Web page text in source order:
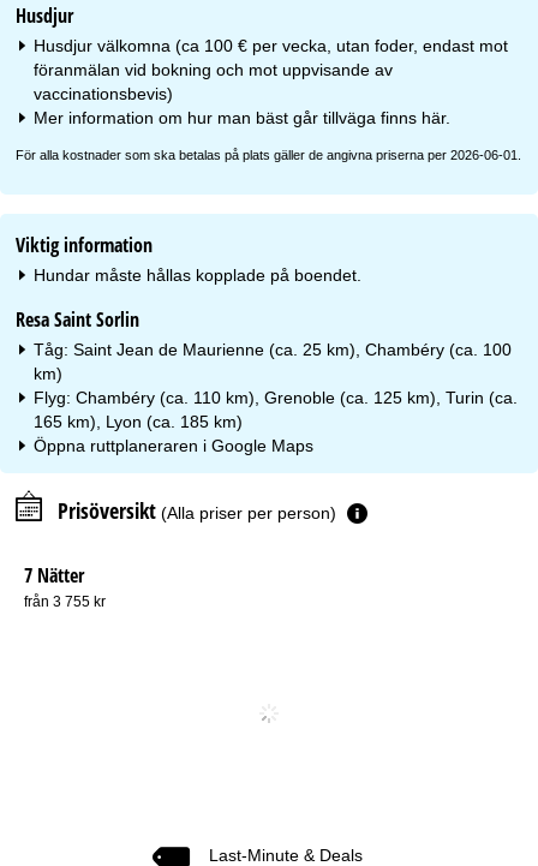
Husdjur
Husdjur välkomna (ca 100 € per vecka, utan foder, endast mot
föranmälan vid bokning och mot uppvisande av
vaccinationsbevis)
Mer information om hur man bäst går tillväga finns här.
För alla kostnader som ska betalas på plats gäller de angivna priserna per 2026-06-01.
Viktig information
Hundar måste hållas kopplade på boendet.
Resa Saint Sorlin
Tåg: Saint Jean de Maurienne (ca. 25 km), Chambéry (ca. 100
km)
Flyg: Chambéry (ca. 110 km), Grenoble (ca. 125 km), Turin (ca.
165 km), Lyon (ca. 185 km)
Öppna ruttplaneraren iGoogle Maps
Prisöversikt (Alla priser per person)
7 Nätter
från 3 755 kr
Last-Minute & Deals